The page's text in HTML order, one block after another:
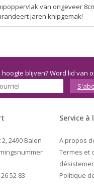
van ongeveer
jaren knipgemak!
hoogte blijven? Word lid van
2490 Balen
52 83
Service
A propos
Termes et
Politique